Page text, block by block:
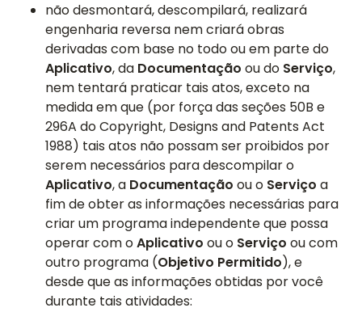
não desmontará, descompilará, realizará
engenharia reversa nem criará obras
derivadas com base no todo ou em parte do
Aplicativo, da Documentação ou do Serviço,
nem tentará praticar tais atos, exceto na
medida em que (por força das seções 50B e
296A do Copyright, Designs and Patents Act
1988) tais atos não possam ser proibidos por
serem necessários para descompilar o
Aplicativo, a Documentação ou o Serviço a
fim de obter as informações necessárias para
criar um programa independente que possa
operar com oAplicativo ou o Serviço ou com
outro programa (Objetivo Permitido), e
desde que as informações obtidas por você
durante tais atividades: